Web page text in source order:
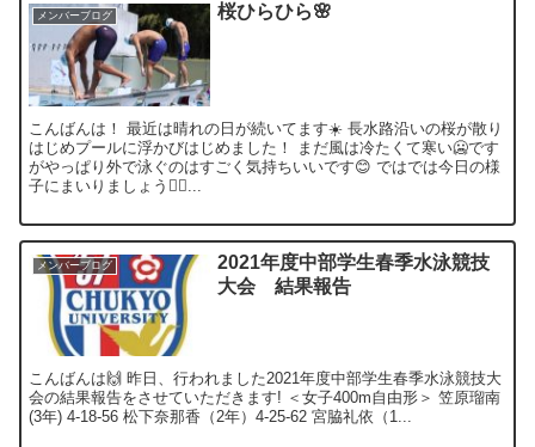
メンバーブログ 桜ひらひら🌸
こんばんは！ 最近は晴れの日が続いてます☀️ 長水路沿いの桜が散り
はじめプールに浮かびはじめました！ まだ風は冷たくて寒い🥶です
がやっぱり外で泳ぐのはすごく気持ちいいです😊 ではでは今日の様
子にまいりましょう💁‍♀️...
メンバーブログ
2021年度中部学生春季水泳競技
大会 結果報告
こんばんは🙌 昨日、行われました2021年度中部学生春季水泳競技大
会の結果報告をさせていただきます! ＜女子400m自由形＞ 笠原瑠南
(3年) 4-18-56 松下奈那香（2年）4-25-62 宮脇礼依（1...